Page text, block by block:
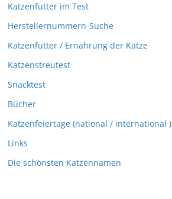
Katzenfutter im Test
Herstellernummern-Suche
Katzenfutter / Ernährung der Katze
Katzenstreutest
Snacktest
Bücher
Katzenfeiertage (national / international )
Links
Die schönsten Katzennamen